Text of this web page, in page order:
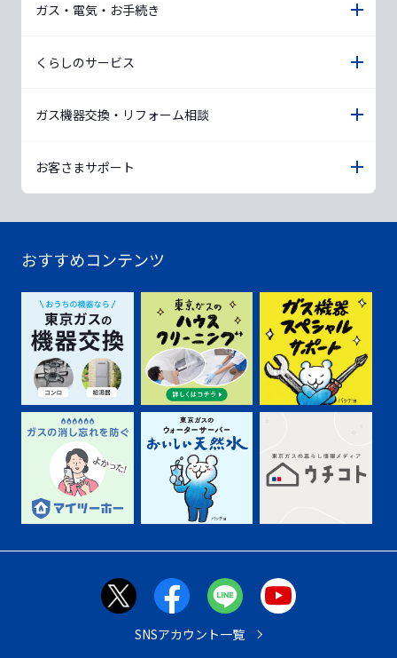
ガス・電気・お手続き
くらしのサービス
ガス機器交換・リフォーム相談
お客さまサポート
おすすめコンテンツ
SNSアカウント一覧